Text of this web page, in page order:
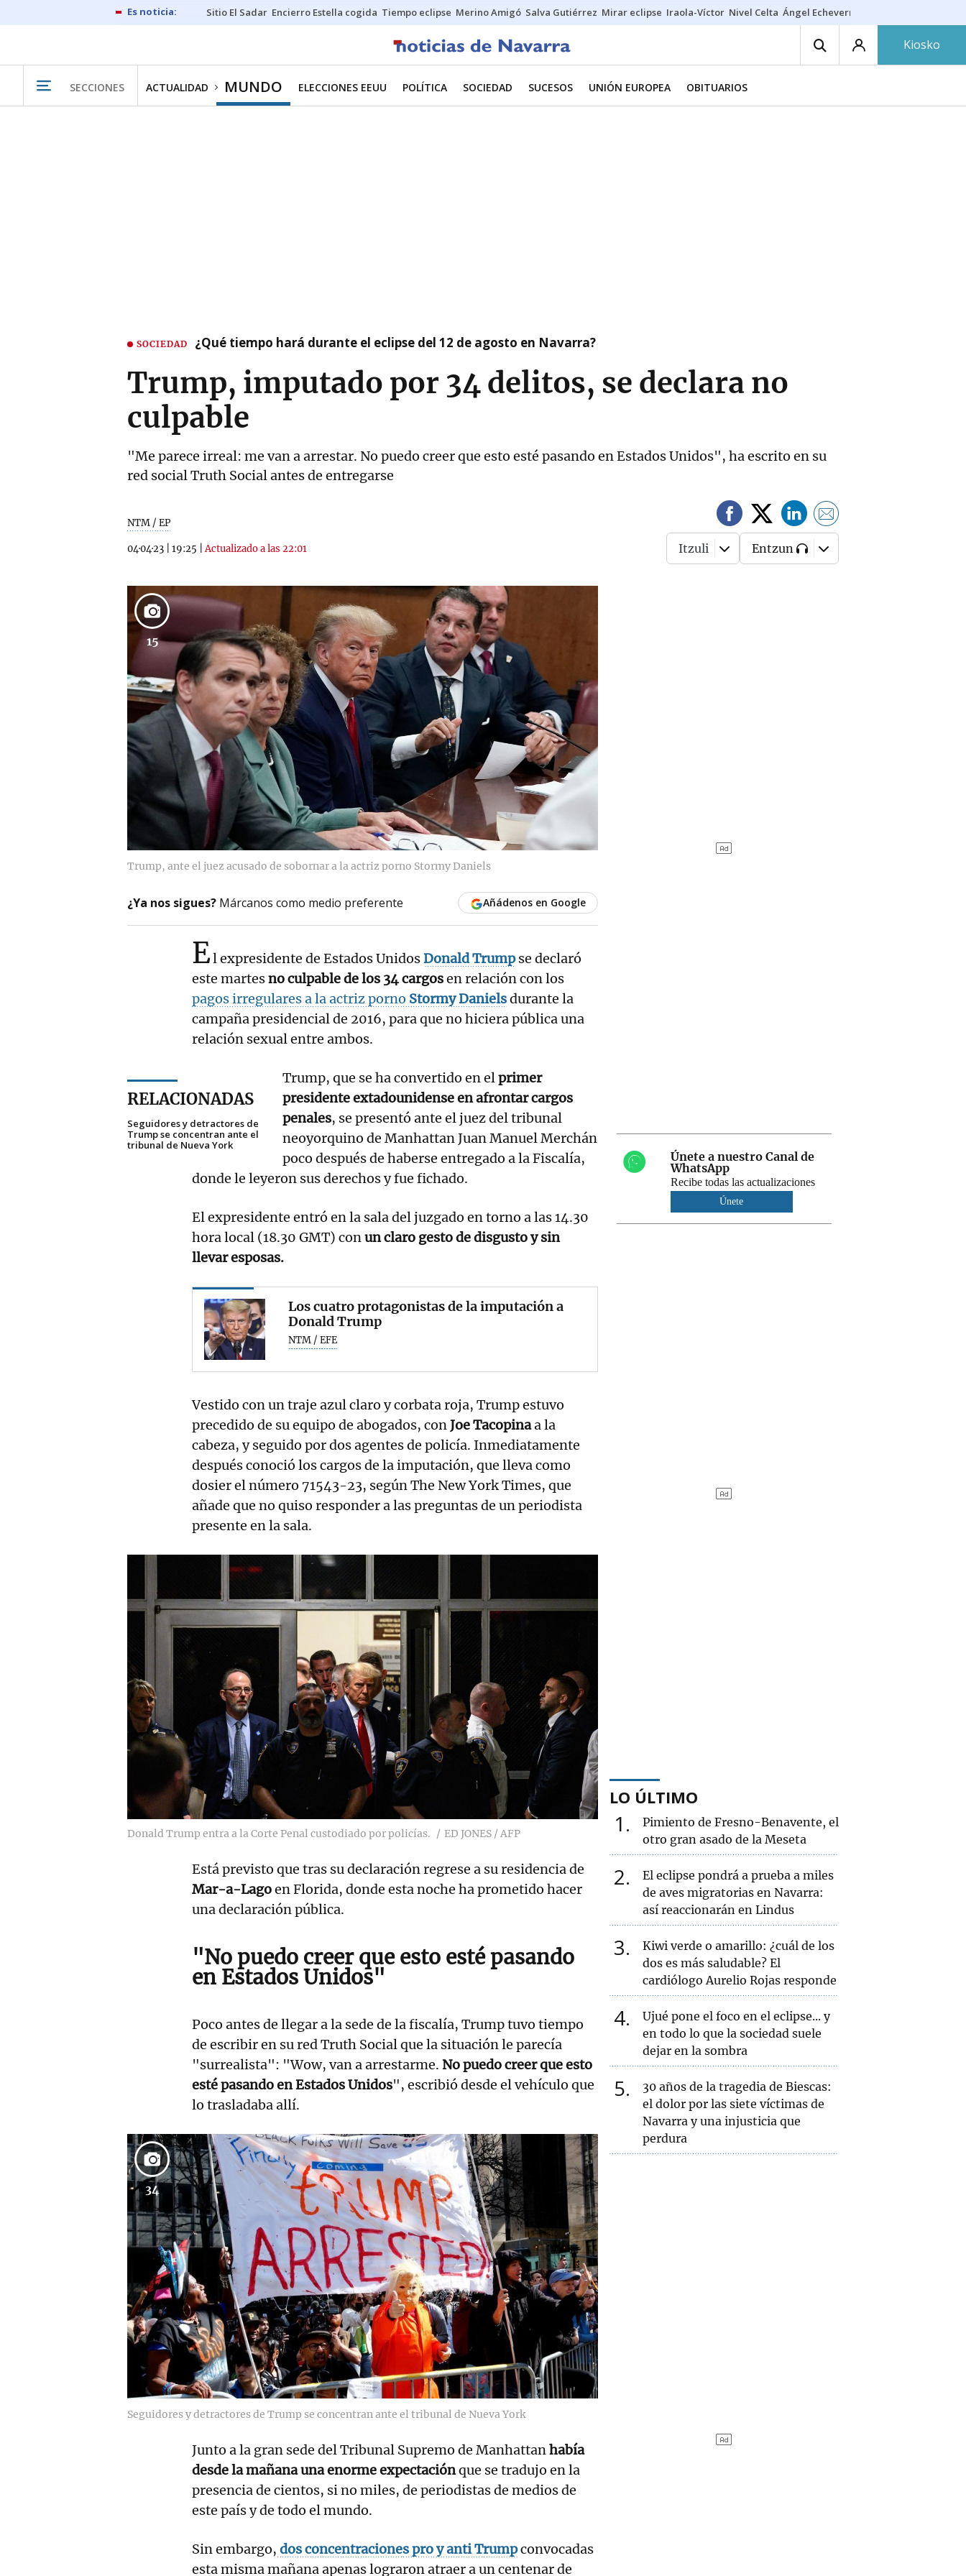
Sitio El Sadar Encierro Estella cogida Tiempo eclipse Merino Amigó Salva Gutiérrez Mirar eclipse Iraola-Víctor Nivel Celta Ángel Echeverría
Kiosko
SECCIONES ACTUALIDAD MUNDO ELECCIONES EEUU POLÍTICA SOCIEDAD SUCESOS UNIÓN EUROPEA OBITUARIOS
SOCIEDAD ¿Qué tiempo hará durante el eclipse del 12 de agosto en Navarra?
Trump, imputado por 34 delitos, se declara no
culpable
"Me parece irreal: me van a arrestar. No puedo creer que esto esté pasando en Estados Unidos", ha escrito en su
red social Truth Social antes de entregarse
NTM / EP
04·04·23 19:25 |Actualizado a las 22:01 Itzuli Entzun
15
Trump, ante el juez acusado de sobornar a la actriz porno Stormy Daniels
¿Ya nos sigues? Márcanos como medio preferente Añádenos en Google
El expresidente de Estados UnidosDonald Trumpse declaró
este martesno culpable de los 34 cargosen relación con los
pagos irregulares a la actriz porno Stormy Danielsdurante la
campaña presidencial de 2016, para que no hiciera pública una
relación sexual entre ambos.
RELACIONADAS
Seguidores y detractores de
Trump se concentran ante el
tribunal de Nueva York
Trump, que se ha convertido en elprimer
presidente extadounidense en afrontar cargos
penales, se presentó ante el juez del tribunal
neoyorquino de Manhattan Juan Manuel Merchán
poco después de haberse entregado a la Fiscalía,
donde le leyeron sus derechos y fue fichado.
El expresidente entró en la sala del juzgado en torno a las 14.30
hora local (18.30 GMT) conun claro gesto de disgusto y sin
llevar esposas.
Los cuatro protagonistas de la imputación a
Donald Trump
NTM / EFE
Vestido con un traje azul claro y corbata roja, Trump estuvo
precedido de su equipo de abogados, conJoe Tacopinaa la
cabeza, y seguido por dos agentes de policía. Inmediatamente
después conoció los cargos de la imputación, que lleva como
dosier el número 71543-23, según The New York Times, que
añade que no quiso responder a las preguntas de un periodista
presente en la sala.
Donald Trump entra a la Corte Penal custodiado por policías. ED JONES / AFP
Está previsto que tras su declaración regrese a su residencia de
Mar-a-Lagoen Florida, donde esta noche ha prometido hacer
una declaración pública.
"No puedo creer que esto esté pasando
en Estados Unidos"
Poco antes de llegar a la sede de la fiscalía, Trump tuvo tiempo
de escribir en su red Truth Social que la situación le parecía
"surrealista": "Wow, van a arrestarme. No puedo creer que esto
esté pasando en Estados Unidos", escribió desde el vehículo que
lo trasladaba allí.
34
Seguidores y detractores de Trump se concentran ante el tribunal de Nueva York
Junto a la gran sede del Tribunal Supremo de Manhattanhabía
desde la mañana una enorme expectaciónque se tradujo en la
presencia de cientos, si no miles, de periodistas de medios de
este país y de todo el mundo.
Sin embargo, dos concentraciones pro y anti Trumpconvocadas
esta misma mañana apenas lograron atraer a un centenar de
Únete a nuestro Canal de
WhatsApp
Recibe todas las actualizaciones
Únete
LO ÚLTIMO
1
Pimiento de Fresno-Benavente, el
otro gran asado de la Meseta
2
El eclipse pondrá a prueba a miles
de aves migratorias en Navarra:
así reaccionarán en Lindus
3
Kiwi verde o amarillo: ¿cuál de los
dos es más saludable? El
cardiólogo Aurelio Rojas responde
4
Ujué pone el foco en el eclipse... y
en todo lo que la sociedad suele
dejar en la sombra
5
30 años de la tragedia de Biescas:
el dolor por las siete víctimas de
Navarra y una injusticia que
perdura